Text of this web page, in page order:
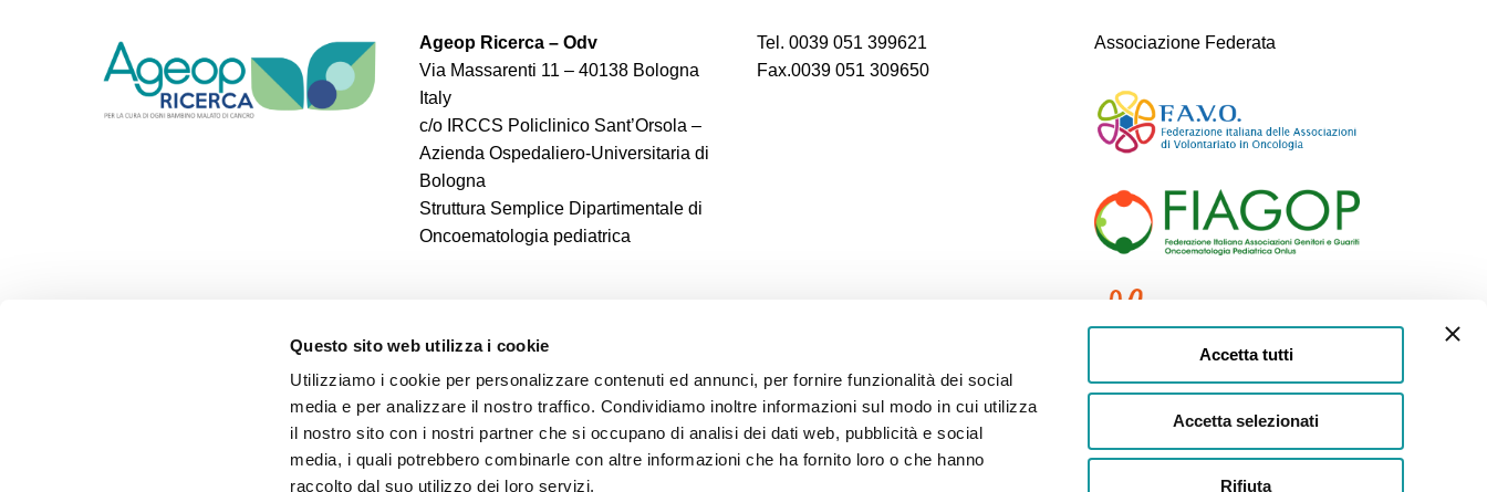
Questo sito web utilizza i cookie
Utilizziamo i cookie per personalizzare contenuti ed annunci, per fornire funzionalità dei social
media e per analizzare il nostro traffico. Condividiamo inoltre informazioni sul modo in cui utilizza
il nostro sito con i nostri partner che si occupano di analisi dei dati web, pubblicità e social
media, i quali potrebbero combinarle con altre informazioni che ha fornito loro o che hanno
raccolto dal suo utilizzo dei loro servizi.
Accetta tutti
Accetta selezionati
Rifiuta
Ageop Ricerca – Odv
Via Massarenti 11 – 40138 Bologna
Italy
c/o IRCCS Policlinico Sant’Orsola –
Azienda Ospedaliero-Universitaria di
Bologna
Struttura Semplice Dipartimentale di
Oncoematologia pediatrica
Tel. 0039 051 399621
Fax.0039 051 309650
Associazione Federata